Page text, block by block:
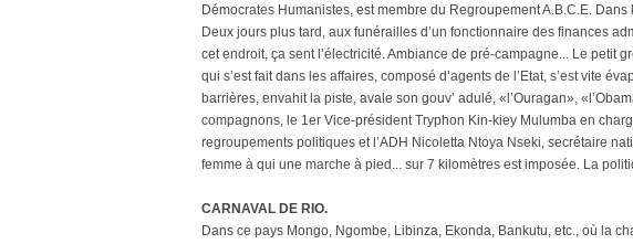
Démocrates Humanistes, est membre du Regroupement A.B.C.E. Dans
Deux jours plus tard, aux funérailles d’un fonctionnaire des finances
cet endroit, ça sent l’électricité. Ambiance de pré-campagne... Le petit
qui s’est fait dans les affaires, composé d’agents de l’Etat, s’est vite
barrières, envahit la piste, avale son gouv’ adulé, «l’Ouragan»,
compagnons, le 1er Vice-président Tryphon Kin-kiey Mulumba en
regroupements politiques et l’ADH Nicoletta Ntoya Nseki, secrétaire
femme à qui une marche à pied... sur 7 kilomètres est imposée. La
CARNAVAL DE RIO.
Dans ce pays Mongo, Ngombe, Libinza, Ekonda, Bankutu, etc., où la